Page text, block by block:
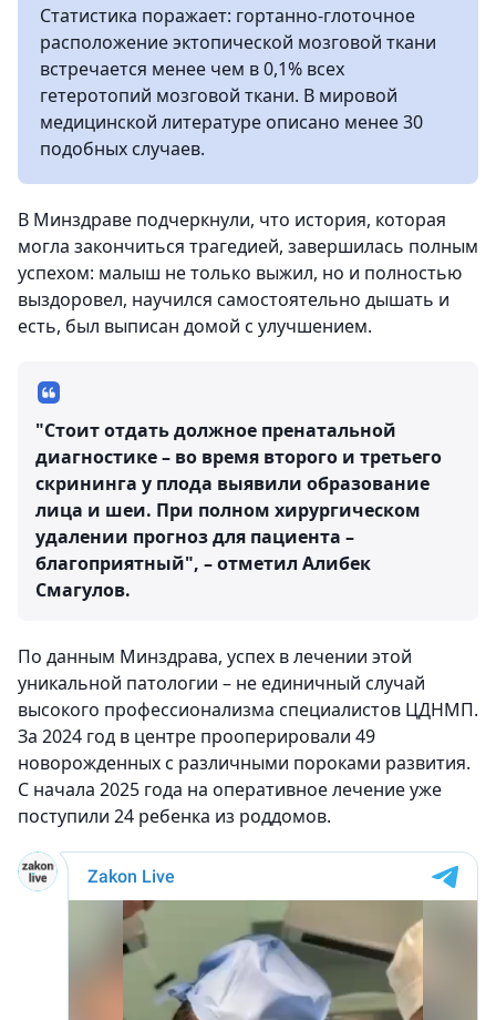
Статистика поражает: гортанно-глоточное
расположение эктопической мозговой ткани
встречается менее чем в 0,1% всех
гетеротопий мозговой ткани. В мировой
медицинской литературе описано менее 30
подобных случаев.
В Минздраве подчеркнули, что история, которая
могла закончиться трагедией, завершилась полным
успехом: малыш не только выжил, но и полностью
выздоровел, научился самостоятельно дышать и
есть, был выписан домой с улучшением.
"Стоит отдать должное пренатальной
диагностике – во время второго и третьего
скрининга у плода выявили образование
лица и шеи. При полном хирургическом
удалении прогноз для пациента –
благоприятный", – отметил Алибек
Смагулов.
По данным Минздрава, успех в лечении этой
уникальной патологии – не единичный случай
высокого профессионализма специалистов ЦДНМП.
За 2024 год в центре прооперировали 49
новорожденных с различными пороками развития.
С начала 2025 года на оперативное лечение уже
поступили 24 ребенка из роддомов.